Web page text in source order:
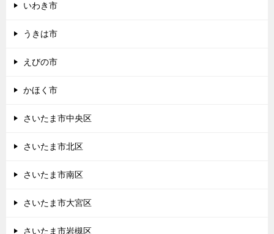
いわき市
うきは市
えびの市
かほく市
さいたま市中央区
さいたま市北区
さいたま市南区
さいたま市大宮区
さいたま市岩槻区